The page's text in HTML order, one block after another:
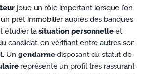
joue un rôle important lorsque l’on
prêt immobilierauprès des banques,
étudier la situation personnelle et
candidat, en vérifiant entre autres son
. Un gendarme disposant du statut de
représente un profil très rassurant,